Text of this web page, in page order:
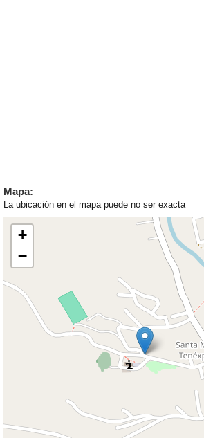
Mapa:
La ubicación en el mapa puede no ser exacta
+
−